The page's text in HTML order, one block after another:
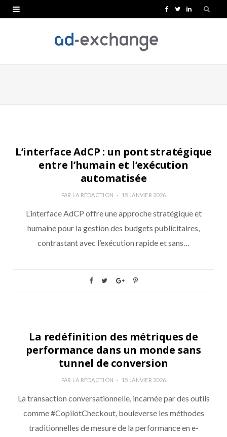
e
T
t
L
k
L’interface AdCP : un pont stratégique
entre l’humain et l’exécution
automatisée
PAR LA RÉDACTION 15 JANVIER 2026
L’interface AdCP offre une approche stratégique et
humaine pour la gestion des budgets publicitaires,
contrastant avec l’exécution rapide et sans…
La redéfinition des métriques de
performance dans un monde sans
tunnel de conversion
PAR LA RÉDACTION 15 JANVIER 2026
La transaction conversationnelle, incarnée par des outils
comme #CopilotCheckout, bouleverse les méthodes
traditionnelles de mesure de la performance en e-